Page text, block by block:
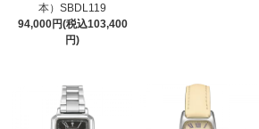
本）SBDL119
94,000円(税込103,400
円)